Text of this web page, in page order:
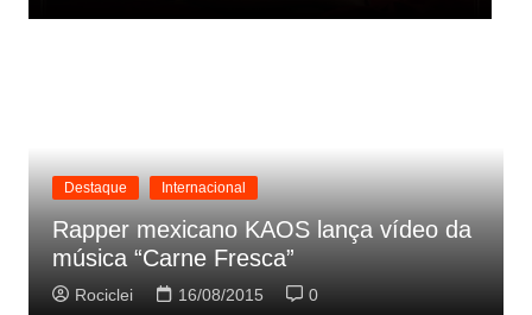
Destaque Internacional
Rapper mexicano KAOS lança vídeo da
música “Carne Fresca”
Rociclei 16/08/2015 0